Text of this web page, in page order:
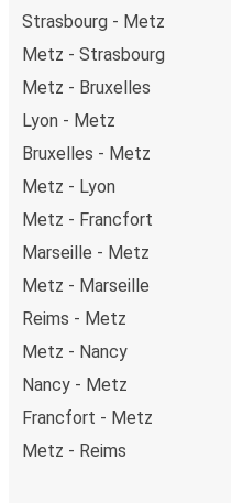
Strasbourg - Metz
Metz - Strasbourg
Metz - Bruxelles
Lyon - Metz
Bruxelles - Metz
Metz - Lyon
Metz - Francfort
Marseille - Metz
Metz - Marseille
Reims - Metz
Metz - Nancy
Nancy - Metz
Francfort - Metz
Metz - Reims